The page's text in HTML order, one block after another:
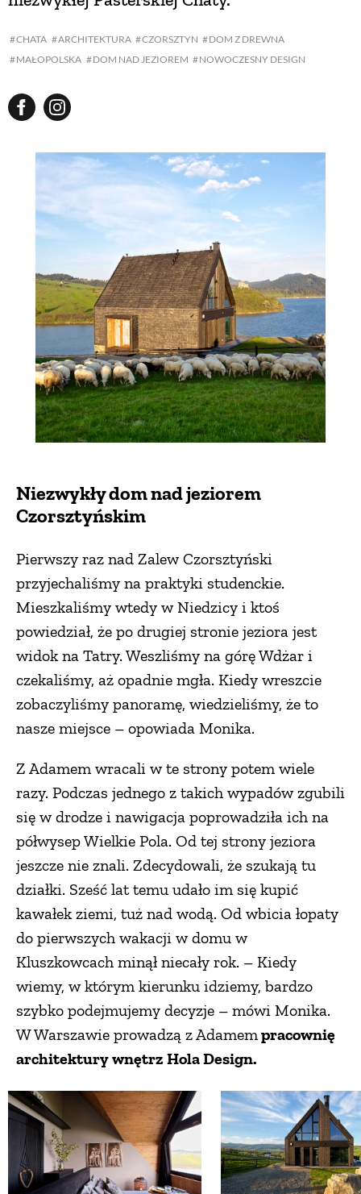
CHATA ARCHITEKTURA CZORSZTYN
DOM Z DREWNA
MAŁOPOLSKA
DOM NAD JEZIOREM NOWOCZESNY DESIGN
Niezwykły dom nad jeziorem
Czorsztyńskim
Pierwszy raz nad Zalew Czorsztyński
przyjechaliśmy na praktyki studenckie.
Mieszkaliśmy wtedy w Niedzicy i ktoś
powiedział, że po drugiej stronie jeziora jest
widok na Tatry. Weszliśmy na górę Wdżar i
czekaliśmy, aż opadnie mgła. Kiedy wreszcie
zobaczyliśmy panoramę, wiedzieliśmy, że to
nasze miejsce – opowiada Monika.
Z Adamem wracali w te strony potem wiele
razy. Podczas jednego z takich wypadów zgubili
się w drodze i nawigacja poprowadziła ich na
półwysep Wielkie Pola. Od tej strony jeziora
jeszcze nie znali. Zdecydowali, że szukają tu
działki. Sześć lat temu udało im się kupić
kawałek ziemi, tuż nad wodą. Od wbicia łopaty
do pierwszych wakacji w domu w
Kluszkowcach minął niecały rok. – Kiedy
wiemy, w którym kierunku idziemy, bardzo
szybko podejmujemy decyzje – mówi Monika.
W Warszawie prowadzą z Adamempracownię
architektury wnętrz Hola Design.